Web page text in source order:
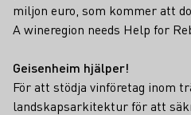
miljon euro, som kommer att
A wineregion needs Help for
Geisenheim hjälper!
För att stödja vinföretag inom
landskapsarkitektur för att